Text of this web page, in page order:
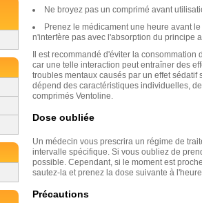
Ne broyez pas un comprimé avant
Prenez le médicament une heure avant
n'interfère pas avec l'absorption du principe
Il est recommandé d'éviter la consommation
car une telle interaction peut entraîner des
troubles mentaux causés par un effet
dépend des caractéristiques individuelles,
comprimés Ventoline.
Dose oubliée
Un médecin vous prescrira un régime de
intervalle spécifique. Si vous oubliez de
possible. Cependant, si le moment est
sautez-la et prenez la dose suivante à l'heure
Précautions